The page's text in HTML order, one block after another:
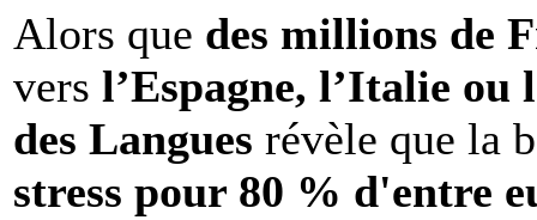
Alors que des millions de
vers l’Espagne, l’Italie ou
des Langues révèle que la
stress pour 80 % d'entre